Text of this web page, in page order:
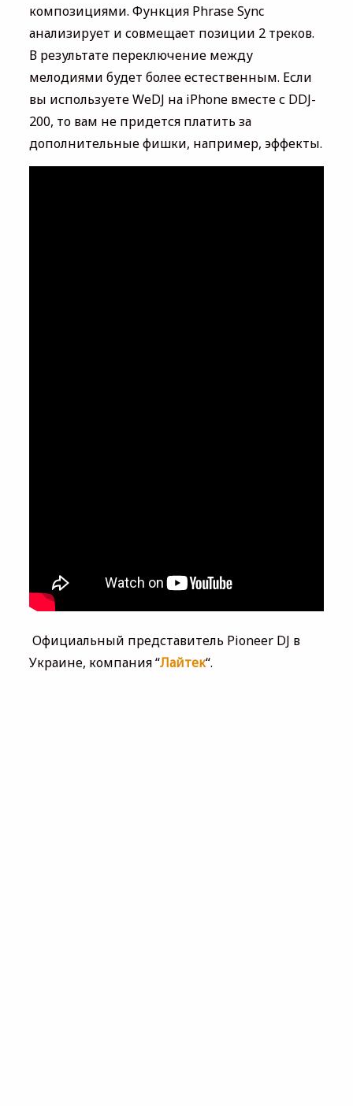
композициями. Функция Phrase Sync
анализирует и совмещает позиции 2 треков.
В результате переключение между
мелодиями будет более естественным. Если
вы используете WeDJ на iPhone вместе с DDJ-
200, то вам не придется платить за
дополнительные фишки, например, эффекты.
Официальный представитель Pioneer DJ в
Украине, компания “Лайтек“.